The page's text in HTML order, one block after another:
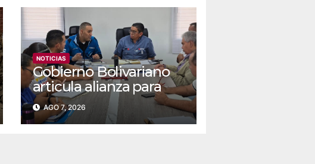
NOTICIAS
Gobierno Bolivariano
articula alianza para
blindar el suministro
de agua y electricidad
AGO 7, 2026